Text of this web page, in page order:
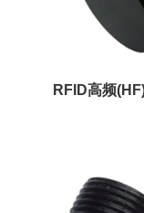
RFID高频